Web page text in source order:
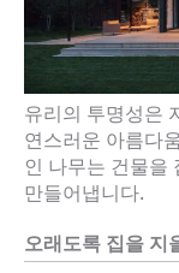
유리의 투명성은
연스러운 아름다
인 나무는 건물을
만들어냅니다.
오래도록 집을 지